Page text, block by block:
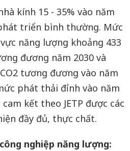
kính 15 - 35% vào năm
triển bình thường. Mức
năng lượng khoảng 433
đương năm 2030 và
tương đương vào năm
phát thải đỉnh vào năm
kết theo JETP được các
đầy đủ, thực chất.
nghiệp năng lượng: